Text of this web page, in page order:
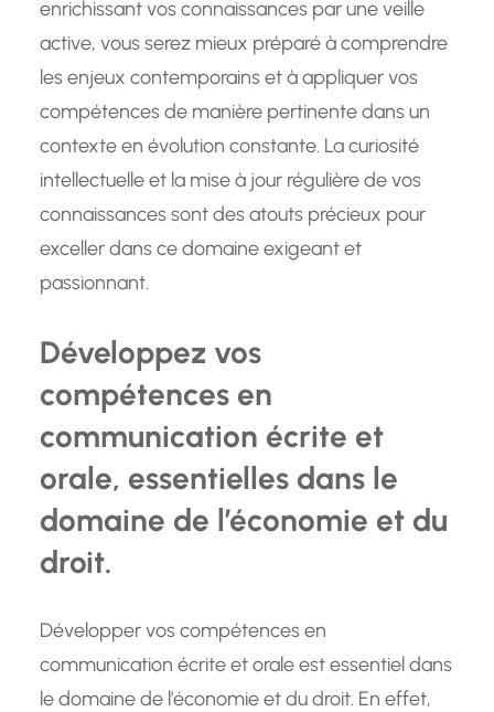
enrichissant vos connaissances par une veille
active, vous serez mieux préparé à comprendre
les enjeux contemporains et à appliquer vos
compétences de manière pertinente dans un
contexte en évolution constante. La curiosité
intellectuelle et la mise à jour régulière de vos
connaissances sont des atouts précieux pour
exceller dans ce domaine exigeant et
passionnant.
Développez vos
compétences en
communication écrite et
orale, essentielles dans le
domaine de l’économie et du
droit.
Développer vos compétences en
communication écrite et orale est essentiel dans
le domaine de l’économie et du droit. En effet,